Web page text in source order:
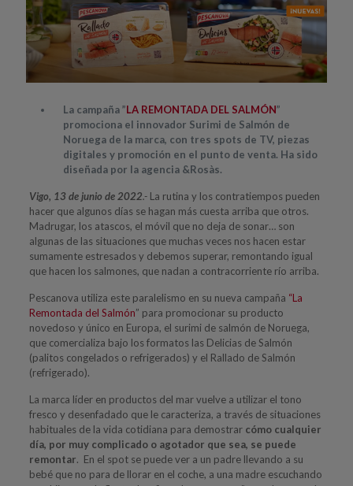
La campaña ”LA REMONTADA DEL SALMÓN”
promociona el innovador Surimi de Salmón de
Noruega de la marca, con tres spots de TV, piezas
digitales y promoción en el punto de venta. Ha sido
diseñada por la agencia &Rosàs.
Vigo, 13 de junio de 2022.-La rutina y los contratiempos pueden
hacer que algunos días se hagan más cuesta arriba que otros.
Madrugar, los atascos, el móvil que no deja de sonar… son
algunas de las situaciones que muchas veces nos hacen estar
sumamente estresados y debemos superar, remontando igual
que hacen los salmones, que nadan a contracorriente río arriba.
Pescanova utiliza este paralelismo en su nueva campaña “La
Remontada del Salmón” para promocionar su producto
novedoso y único en Europa, el surimi de salmón de Noruega,
que comercializa bajo los formatos las Delicias de Salmón
(palitos congelados o refrigerados) y el Rallado de Salmón
(refrigerado).
La marca líder en productos del mar vuelve a utilizar el tono
fresco y desenfadado que le caracteriza, a través de situaciones
habituales de la vida cotidiana para demostrar cómo cualquier
día, por muy complicado o agotador que sea, se puede
remontar. En el spot se puede ver a un padre llevando a su
bebé que no para de llorar en el coche, a una madre escuchando